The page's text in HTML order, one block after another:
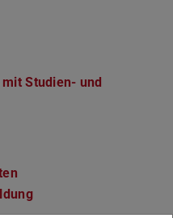
Studien- und